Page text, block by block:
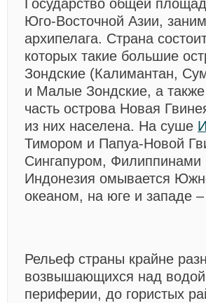
Государство общей
Юго-Восточной Азии,
архипелага. Страна
которых такие большие
Зондские (Калимантан,
и Малые Зондские, а
часть острова Новая
из них населена. На суше
Тимором и Папуа-Новой
Сингапуром, Филиппинами
Индонезия омывается
океаном, на юге и западе
Рельеф страны крайне
возвышающихся над водой
периферии, до гористых